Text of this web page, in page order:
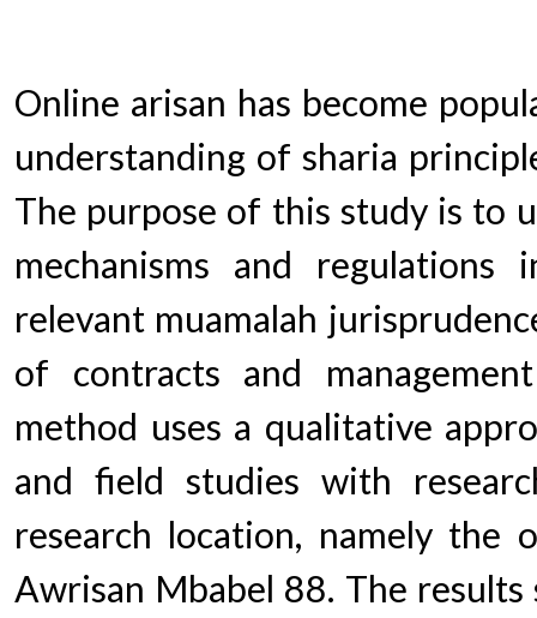
Online arisan has become
understanding of sharia
The purpose of this study is to
mechanisms and
relevant muamalah
of contracts and
method uses a qualitative
and field studies with
research location, namely the
Awrisan Mbabel 88. The